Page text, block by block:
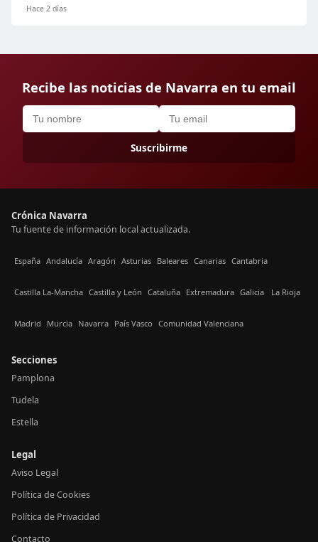
Hace 2 días
Recibe las noticias de Navarra en tu email
Suscribirme
Crónica Navarra
Tu fuente de información local actualizada.
España Andalucía Aragón Asturias Baleares Canarias Cantabria
Castilla La-Mancha Castilla y León Cataluña Extremadura Galicia La Rioja
Madrid Murcia Navarra País Vasco Comunidad Valenciana
Secciones
Pamplona
Tudela
Estella
Legal
Aviso Legal
Política de Cookies
Política de Privacidad
Contacto